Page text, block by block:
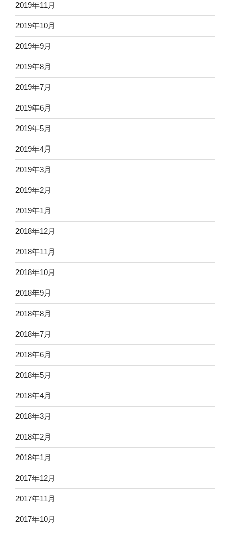
2019年11月
2019年10月
2019年9月
2019年8月
2019年7月
2019年6月
2019年5月
2019年4月
2019年3月
2019年2月
2019年1月
2018年12月
2018年11月
2018年10月
2018年9月
2018年8月
2018年7月
2018年6月
2018年5月
2018年4月
2018年3月
2018年2月
2018年1月
2017年12月
2017年11月
2017年10月